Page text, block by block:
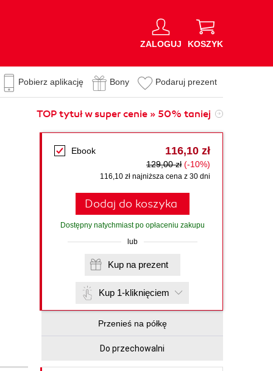
ZALOGUJ KOSZYK
Pobierz aplikację Bony Podaruj prezent
TOP tytuł w super cenie » 50% taniej
Ebook 116,10 zł
129,00 zł (-10%)
116,10 zł najniższa cena z 30 dni
Dodaj do koszyka
Dostępny natychmiast po opłaceniu zakupu
lub
Kup na prezent
Kup 1-kliknięciem
Przenieś na półkę
Do przechowalni